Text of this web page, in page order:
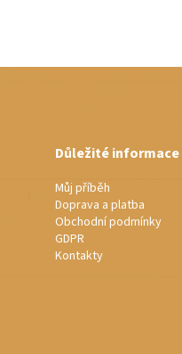
Důležité informace
Můj příběh
Doprava a platba
Obchodní podmínky
GDPR
Kontakty